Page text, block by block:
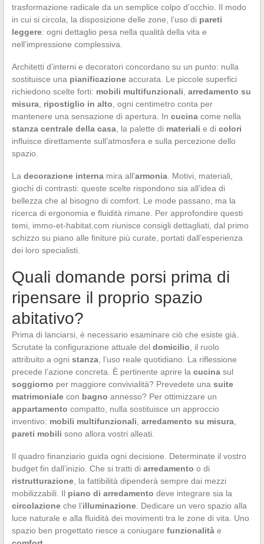
trasformazione radicale da un semplice colpo d’occhio. Il modo
in cui si circola, la disposizione delle zone, l’uso di pareti
leggere: ogni dettaglio pesa nella qualità della vita e
nell’impressione complessiva.
Architetti d’interni e decoratori concordano su un punto: nulla
sostituisce una pianificazioneaccurata. Le piccole superfici
richiedono scelte forti: mobili multifunzionali arredamento su
misura, ripostiglio in alto , ogni centimetro conta per
mantenere una sensazione di apertura. In cucinacome nella
stanza centrale della casa, la palette di materiali e di colori
influisce direttamente sull’atmosfera e sulla percezione dello
spazio.
La decorazione internamira all’armonia. Motivi, materiali,
giochi di contrasti: queste scelte rispondono sia all’idea di
bellezza che al bisogno di comfort. Le mode passano, ma la
ricerca di ergonomia e fluidità rimane. Per approfondire questi
temi, immo-et-habitat.com riunisce consigli dettagliati, dal primo
schizzo su piano alle finiture più curate, portati dall’esperienza
dei loro specialisti.
Quali domande porsi prima di
ripensare il proprio spazio
abitativo?
Prima di lanciarsi, è necessario esaminare ciò che esiste già.
Scrutate la configurazione attuale del domicilio , il ruolo
attribuito a ogni stanza, l’uso reale quotidiano. La riflessione
precede l’azione concreta. È pertinente aprire la cucinasul
soggiorno per maggiore convivialità? Prevedete una suite
matrimonialecon bagno annesso? Per ottimizzare un
appartamento compatto, nulla sostituisce un approccio
inventivo: mobili multifunzionali arredamento su misura,
pareti mobili sono allora vostri alleati.
Il quadro finanziario guida ogni decisione. Determinate il vostro
budget fin dall’inizio. Che si tratti di arredamento o di
ristrutturazione, la fattibilità dipenderà sempre dai mezzi
mobilizzabili. Il piano di arredamento deve integrare sia la
circolazioneche l’illuminazione. Dedicare un vero spazio alla
luce naturale e alla fluidità dei movimenti tra le zone di vita. Uno
spazio ben progettato riesce a coniugare funzionalitàe